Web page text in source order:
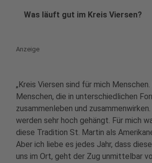
Was läuft gut im Kreis Viersen?
Anzeige
„Kreis Viersen sind für mich Menschen.
Menschen, die in unterschiedlichen
zusammenleben und
werden sehr hoch gehängt. Für mich
diese Tradition St. Martin als
Aber ich liebe es jedes Jahr, dass
uns im Ort, geht der Zug unmittelbar